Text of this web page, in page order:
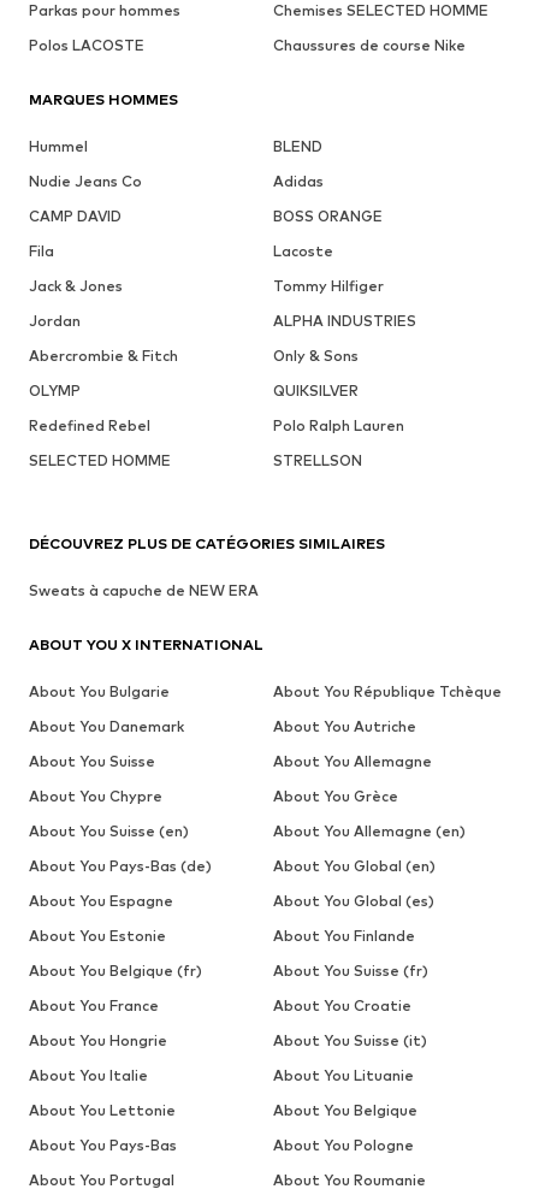
Parkas pour hommes
Chemises SELECTED HOMME
Polos LACOSTE
Chaussures de course Nike
MARQUES HOMMES
Hummel
BLEND
Nudie Jeans Co
Adidas
CAMP DAVID
BOSS ORANGE
Fila
Lacoste
Jack & Jones
Tommy Hilfiger
Jordan
ALPHA INDUSTRIES
Abercrombie & Fitch
Only & Sons
OLYMP
QUIKSILVER
Redefined Rebel
Polo Ralph Lauren
SELECTED HOMME
STRELLSON
DÉCOUVREZ PLUS DE CATÉGORIES SIMILAIRES
Sweats à capuche de NEW ERA
ABOUT YOU X INTERNATIONAL
About You Bulgarie
About You République Tchèque
About You Danemark
About You Autriche
About You Suisse
About You Allemagne
About You Chypre
About You Grèce
About You Suisse (en)
About You Allemagne (en)
About You Pays-Bas (de)
About You Global (en)
About You Espagne
About You Global (es)
About You Estonie
About You Finlande
About You Belgique (fr)
About You Suisse (fr)
About You France
About You Croatie
About You Hongrie
About You Suisse (it)
About You Italie
About You Lituanie
About You Lettonie
About You Belgique
About You Pays-Bas
About You Pologne
About You Portugal
About You Roumanie